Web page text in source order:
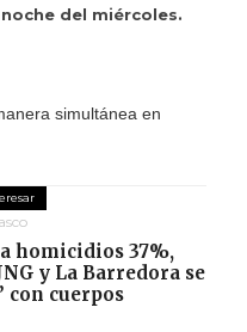
del miércoles.
simultánea en
homicidios 37%,
y La Barredora se
con cuerpos